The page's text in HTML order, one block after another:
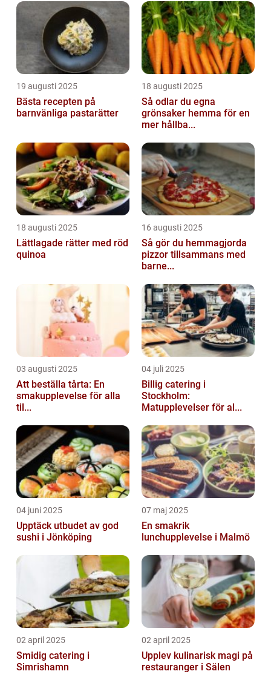
19 augusti 2025
Bästa recepten på
barnvänliga pastarätter
18 augusti 2025
Så odlar du egna
grönsaker hemma för en
mer hållba...
18 augusti 2025
Lättlagade rätter med röd
quinoa
16 augusti 2025
Så gör du hemmagjorda
pizzor tillsammans med
barne...
03 augusti 2025
Att beställa tårta: En
smakupplevelse för alla
til...
04 juli 2025
Billig catering i
Stockholm:
Matupplevelser för al...
04 juni 2025
Upptäck utbudet av god
sushi i Jönköping
07 maj 2025
En smakrik
lunchupplevelse i Malmö
02 april 2025
Smidig catering i
Simrishamn
02 april 2025
Upplev kulinarisk magi på
restauranger i Sälen